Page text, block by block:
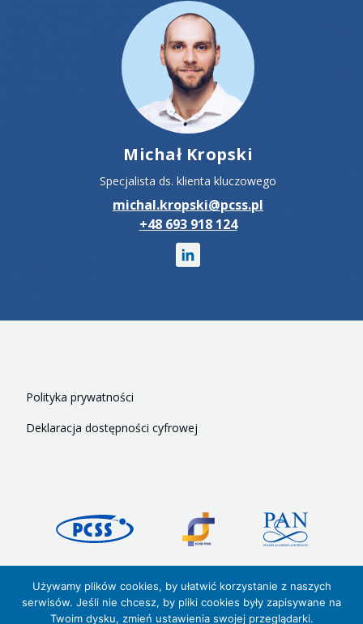
Michał Kropski
Specjalista ds. klienta kluczowego
michal.kropski@pcss.pl
+48 693 918 124
Polityka prywatności
Deklaracja dostępności cyfrowej
Copyright © 2026 PCSS,
Poznańskie Centrum Superkomputerowo‑Sieciowe
Używamy plików cookies, by ułatwić korzystanie z naszych
serwisów. Jeśli nie chcesz, by pliki cookies były zapisywane na
Twoim dysku, zmień ustawienia swojej przeglądarki.